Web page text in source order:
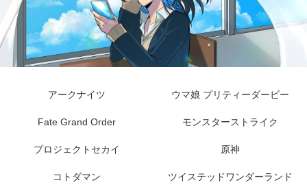
アークナイツ ウマ娘 プリティーダービー
Fate Grand Order モンスターストライク
プロジェクトセカイ 原神
コトダマン ツイステッドワンダーランド